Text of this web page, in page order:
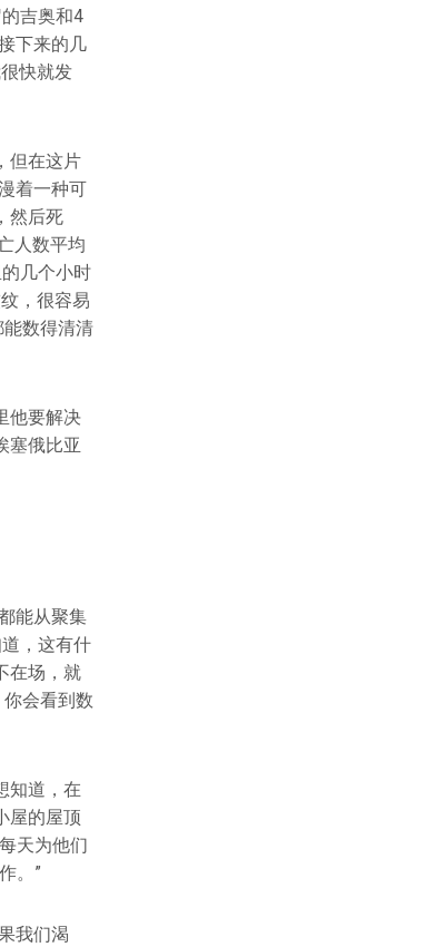
吉奥和4
下来的几
快就发
但在这片
着一种可
然后死
人数平均
几个小时
，很容易
数得清清
他要解决
塞俄比亚
能从聚集
，这有什
在场，就
会看到数
知道，在
屋的屋顶
天为他们
。”
我们渴